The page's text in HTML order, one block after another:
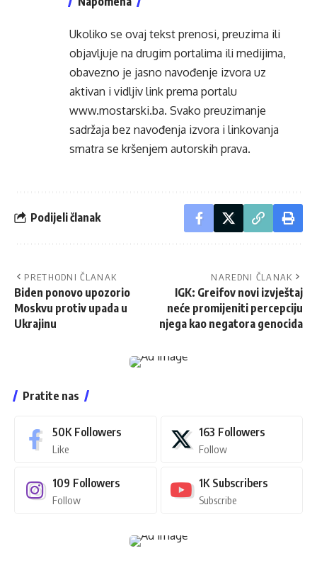
Ukoliko se ovaj tekst prenosi, preuzima ili
objavljuje na drugim portalima ili medijima,
obavezno je jasno navođenje izvora uz
aktivan i vidljiv link prema portalu
www.mostarski.ba. Svako preuzimanje
sadržaja bez navođenja izvora i linkovanja
smatra se kršenjem autorskih prava.
Podijeli članak
PRETHODNI ČLANAK
Biden ponovo upozorio
Moskvu protiv upada u
Ukrajinu
NAREDNI ČLANAK
IGK: Greifov novi izvještaj
neće promijeniti percepciju
njega kao negatora genocida
Pratite nas
50K Followers
Like
163 Followers
Follow
109 Followers
Follow
1K Subscribers
Subscribe